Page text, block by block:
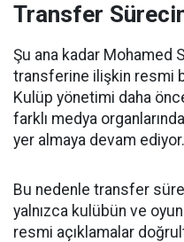
Transfer
Şu ana kadar Mohamed
transferine ilişkin resmi
Kulüp yönetimi daha
farklı medya
yer almaya devam ediyor.
Bu nedenle transfer
yalnızca kulübün ve
resmi açıklamalar